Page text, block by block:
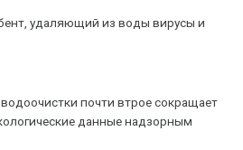
удаляющий из воды вирусы и
почти втрое сокращает
данные надзорным